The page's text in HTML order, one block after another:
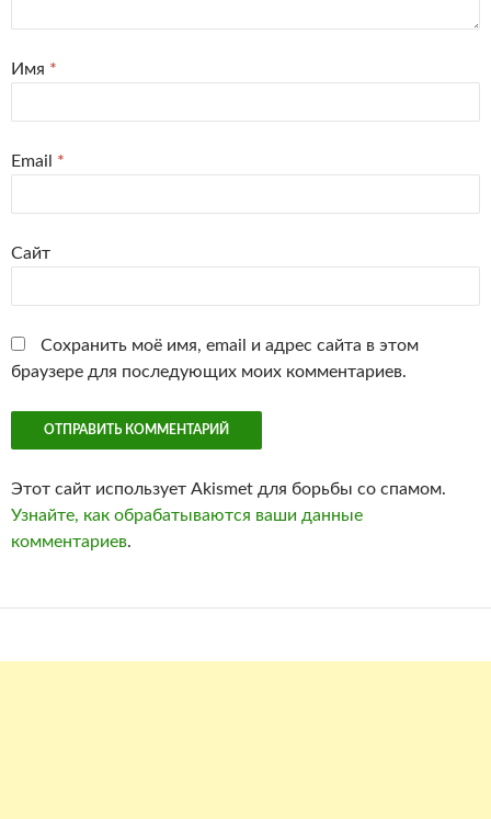
Имя *
Email *
Сайт
Сохранить моё имя, email и адрес сайта в этом
браузере для последующих моих комментариев.
Этот сайт использует Akismet для борьбы со спамом.
Узнайте, как обрабатываются ваши данные
комментариев.